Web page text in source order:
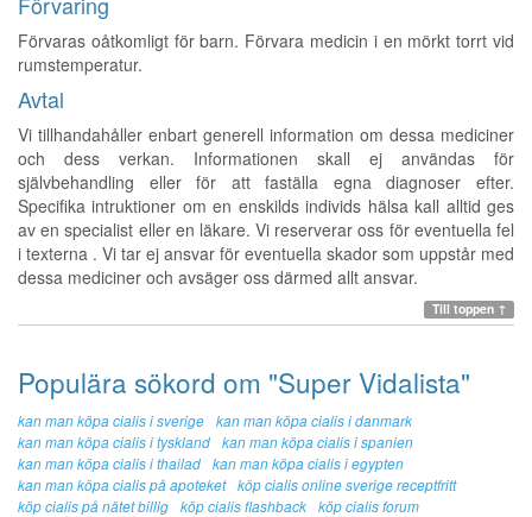
Förvaras oåtkomligt för barn. Förvara medicin i en mörkt torrt vid
rumstemperatur.
Avtal
Vi tillhandahåller enbart generell information om dessa mediciner
och dess verkan. Informationen skall ej användas för
självbehandling eller för att faställa egna diagnoser efter.
Specifika intruktioner om en enskilds individs hälsa kall alltid ges
av en specialist eller en läkare. Vi reserverar oss för eventuella fel
i texterna . Vi tar ej ansvar för eventuella skador som uppstår med
dessa mediciner och avsäger oss därmed allt ansvar.
Till toppen ↑
Populära sökord om "Super Vidalista"
kan man köpa cialis i sverige
kan man köpa cialis i danmark
kan man köpa cialis i tyskland
kan man köpa cialis i spanien
kan man köpa cialis i thailad
kan man köpa cialis i egypten
kan man köpa cialis på apoteket
köp cialis online sverige receptfritt
köp cialis på nätet billig
köp cialis flashback
köp cialis forum